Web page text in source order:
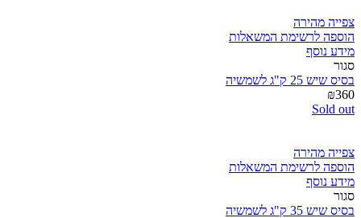
צפייה מהירה
הוספה לרשימת המשאלות
מידע נוסף
סגור
בסיס שיש 25 ק"ג לשמשיה
₪360
Sold out
צפייה מהירה
הוספה לרשימת המשאלות
מידע נוסף
סגור
בסיס שיש 35 ק"ג לשמשיה